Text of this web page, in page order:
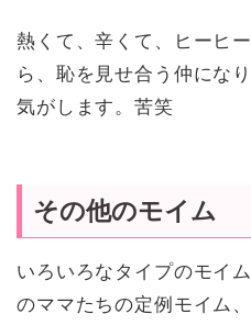
熱くて、辛くて、ヒーヒ
ら、恥を見せ合う仲にな
気がします。苦笑
その他のモイム
いろいろなタイプのモイ
のママたちの定例モイム